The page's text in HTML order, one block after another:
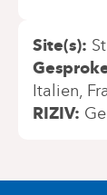
Site(s)
Italien
RIZIV